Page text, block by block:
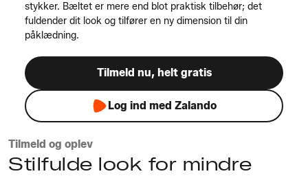
stykker. Bæltet er mere end blot praktisk tilbehør; det
fuldender dit look og tilfører en ny dimension til din
påklædning.
Tilmeld nu, helt gratis
Log ind med Zalando
Tilmeld og oplev
Stilfulde look for mindre